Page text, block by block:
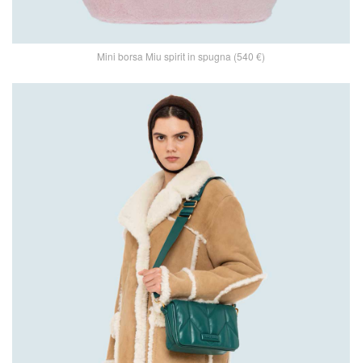
Mini borsa Miu spirit in spugna (540 €)